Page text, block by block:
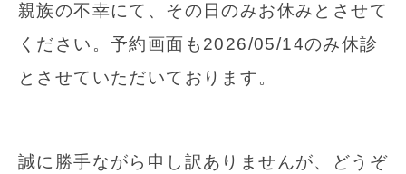
親族の不幸にて、その日のみお休みとさせて
ください。予約画面も2026/05/14のみ休診
とさせていただいております。
誠に勝手ながら申し訳ありませんが、どうぞ